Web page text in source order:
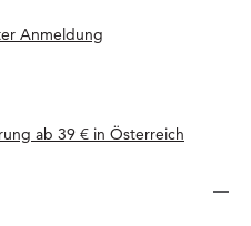
Anmeldung
ab 39 € in Österreich